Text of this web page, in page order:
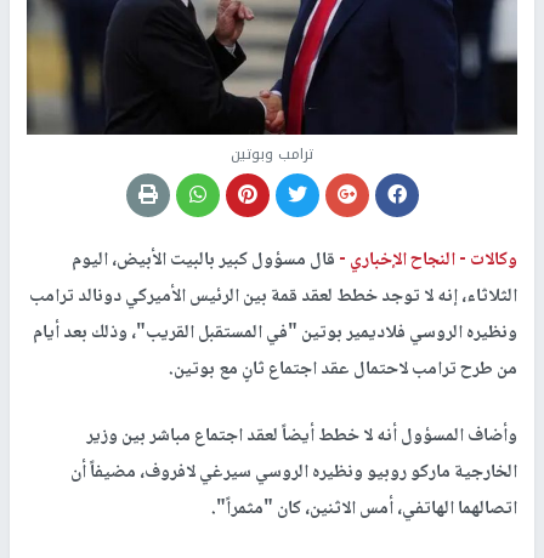
ترامب وبوتين
وكالات -النجاح الإخباري -قال مسؤول كبير بالبيت الأبيض، اليوم
الثلاثاء، إنه لا توجد خطط لعقد قمة بين الرئيس الأميركي دونالد ترامب
ونظيره الروسي فلاديمير بوتين "في المستقبل القريب"، وذلك بعد أيام
من طرح ترامب لاحتمال عقد اجتماع ثانٍ مع بوتين.
وأضاف المسؤول أنه لا خطط أيضاً لعقد اجتماع مباشر بين وزير
الخارجية ماركو روبيو ونظيره الروسي سيرغي لافروف، مضيفاً أن
اتصالهما الهاتفي، أمس الاثنين، كان "مثمراً".